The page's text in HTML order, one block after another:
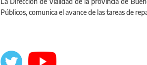
Públicos, comunica el avance de las tareas de